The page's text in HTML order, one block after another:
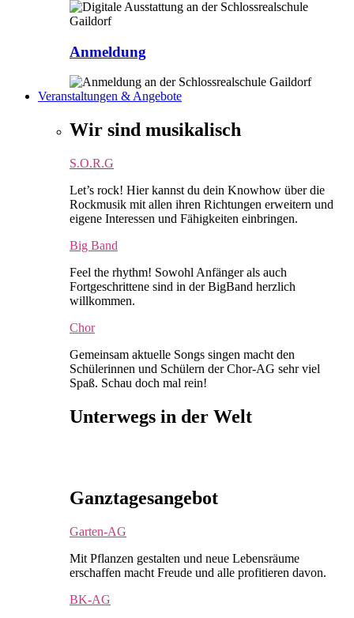
Anmeldung
Veranstaltungen & Angebote
Wir sind musikalisch
S.O.R.G
Let’s rock! Hier kannst du dein Knowhow über die
Rockmusik mit allen ihren Richtungen erweitern und
eigene Interessen und Fähigkeiten einbringen.
Big Band
Feel the rhythm! Sowohl Anfänger als auch
Fortgeschrittene sind in der BigBand herzlich
willkommen.
Chor
Gemeinsam aktuelle Songs singen macht den
Schülerinnen und Schülern der Chor-AG sehr viel
Spaß. Schau doch mal rein!
Unterwegs in der Welt
Ganztagesangebot
Garten-AG
Mit Pflanzen gestalten und neue Lebensräume
erschaffen macht Freude und alle profitieren davon.
BK-AG